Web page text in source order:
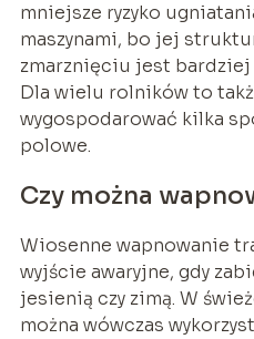
mniejsze ryzyko
maszynami, bo jej
zmarznięciu jest bardziej
Dla wielu rolników to
wygospodarować kilka
polowe.
Czy można
Wiosenne wapnowanie
wyjście awaryjne, gdy
jesienią czy zimą. W
można wówczas